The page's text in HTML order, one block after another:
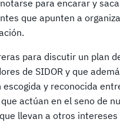
para encarar y
que apunten a
para discutir un plan
de SIDOR y que
y reconocida
actúan en el seno de
llevan a otros